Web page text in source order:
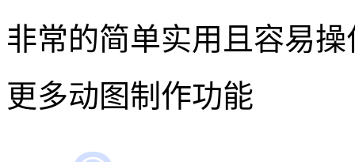
非常的简单实用且容易
更多动图制作功能